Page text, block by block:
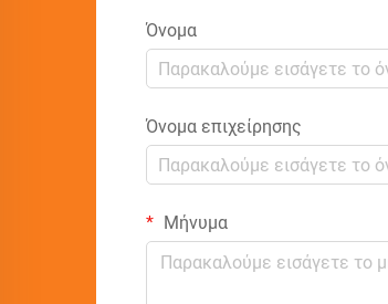
Όνομα
Όνομα επιχείρησης
Μήνυμα